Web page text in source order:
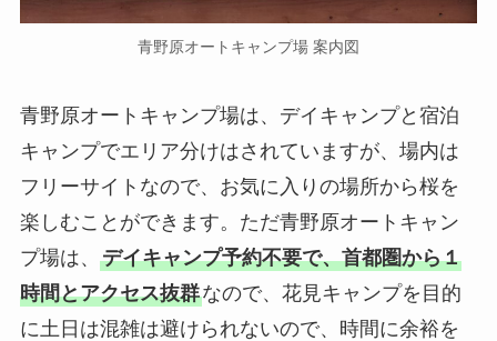
青野原オートキャンプ場 案内図
青野原オートキャンプ場は、デイキャンプと宿泊
キャンプでエリア分けはされていますが、場内は
フリーサイトなので、お気に入りの場所から桜を
楽しむことができます。ただ青野原オートキャン
プ場は、 デイキャンプ予約不要で、首都圏から１
時間とアクセス抜群なので、花見キャンプを目的
に土日は混雑は避けられないので、時間に余裕を